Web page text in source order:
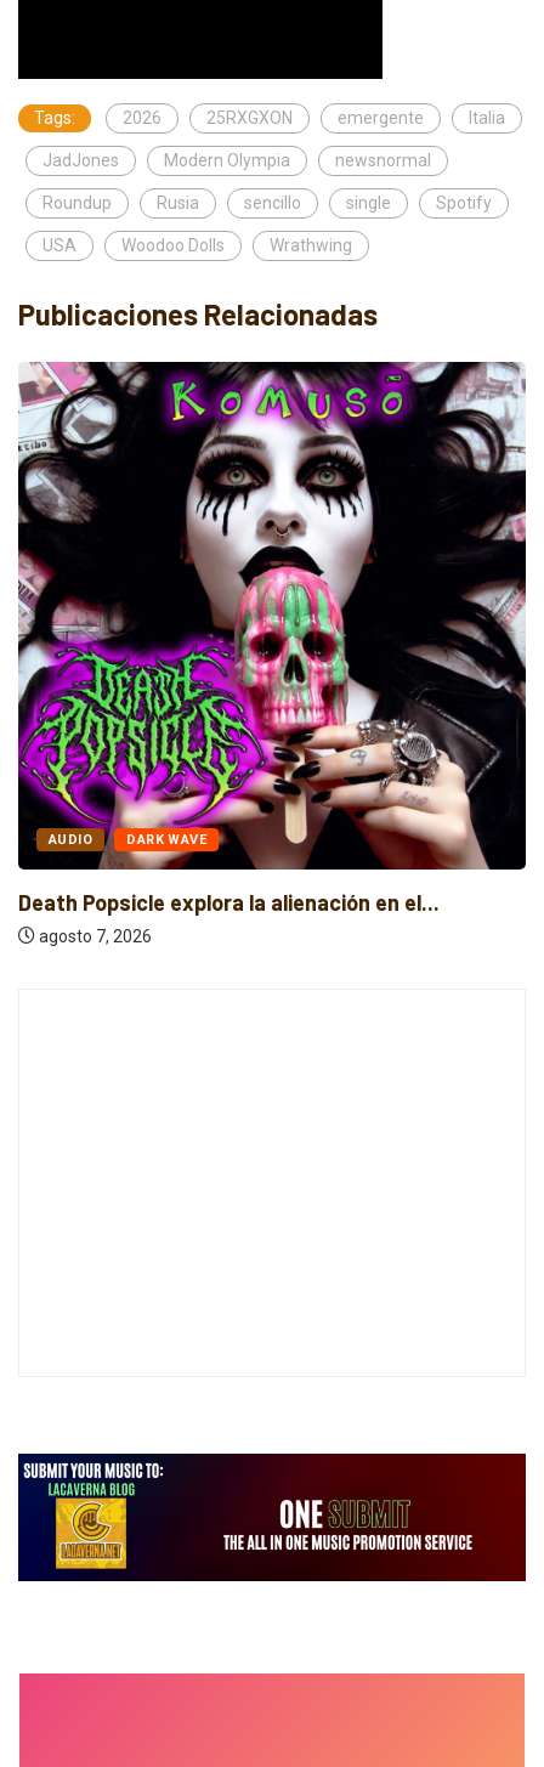
Tags: 2026 25RXGXON emergente Italia
JadJones Modern Olympia newsnormal
Roundup Rusia sencillo single Spotify
USA Woodoo Dolls Wrathwing
Publicaciones Relacionadas
AUDIO DARK WAVE
Death Popsicle explora la alienación en el...
agosto 7, 2026